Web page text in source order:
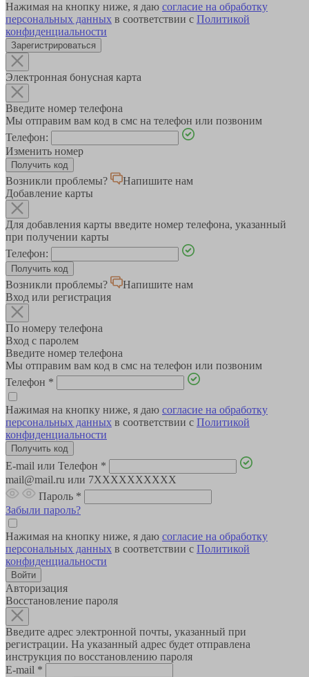
Нажимая на кнопку ниже, я даю согласие на обработку
персональных данных в соответствии с Политикой
конфиденциальности
Зарегистрироваться
Электронная бонусная карта
Введите номер телефона
Мы отправим вам код в смс на телефон или позвоним
Телефон:
Изменить номер
Возникли проблемы?
Напишите нам
Добавление карты
Для добавления карты введите номер телефона, указанный
при получении карты
Телефон:
Возникли проблемы?
Напишите нам
Вход или регистрация
По номеру телефона
Вход с паролем
Введите номер телефона
Мы отправим вам код в смс на телефон или позвоним
Телефон *
Нажимая на кнопку ниже, я даю согласие на обработку
персональных данных в соответствии с Политикой
конфиденциальности
E-mail или Телефон *
mail@mail.ru или 7XXXXXXXXXX
Пароль *
Забыли пароль?
Нажимая на кнопку ниже, я даю согласие на обработку
персональных данных в соответствии с Политикой
конфиденциальности
Авторизация
Восстановление пароля
Введите адрес электронной почты, указанный при
регистрации. На указанный адрес будет отправлена
инструкция по восстановлению пароля
E-mail *